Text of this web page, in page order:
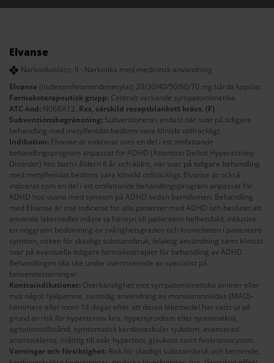
Elvanse
Narkotikaklass: II - Narkotika med medicinsk användning
Elvanse (lisdexamfetamindimesylat) 20/30/40/50/60/70 mg hårda kapslar.
Farmakoterapeutisk grupp: Centralt verkande sympatomimetika.
ATC-kod: N06BA12. Rxs, särskild receptblankett krävs. (F)
Subventionsbegränsning: Subventioneras endast när svar på tidigare
behandling med metylfenidat bedöms vara kliniskt otillräckligt.
Indikation: Elvanse är indicerat som en del i ett omfattande
behandlingsprogram anpassat för ADHD (Attention Deficit Hyperactivity
Disorder) hos barn i åldern 6 år och äldre, när svar på tidigare behandling
med metylfenidat bedöms vara kliniskt otillräckligt. Elvanse är också
indicerat som en del i ett omfattande behandlingsprogram anpassat för
ADHD hos vuxna med symtom på ADHD sedan barndomen. Behandling
med Elvanse är inte indicerat för alla patienter med ADHD och beslutet att
använda läkemedlet måste ta hänsyn till patientens helhetsbild, inklusive
en noggrann bedömning av svårighetsgraden och kroniciteten i patientens
symtom, risken för skadligt substansbruk, felaktig användning samt kliniskt
svar på eventuella tidigare farmakoterapier för behandling av ADHD.
Behandlingen ska ske under överinseende av specialist på
beteendestörningar.
Kontraindikationer: Överkänslighet mot sympatomimetiska aminer eller
mot något hjälpämne, samtidig användning av monoaminoxidas (MAO)-
hämmare eller inom 14 dagar efter att dessa läkemedel har satts ut på
grund av risk för hypertensiv kris, hypertyroidism eller tyreotoxikos,
agitationstillstånd, symtomatisk kardiovaskulär sjukdom, avancerad
arterioskleros, måttlig till svår hypertoni, glaukom samt feokromocytom.
Varningar och försiktighet: Risk för skadligt substansbruk och beroende,